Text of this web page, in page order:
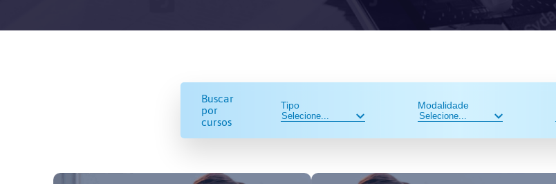
Buscar
por
cursos
Tipo Modalidade